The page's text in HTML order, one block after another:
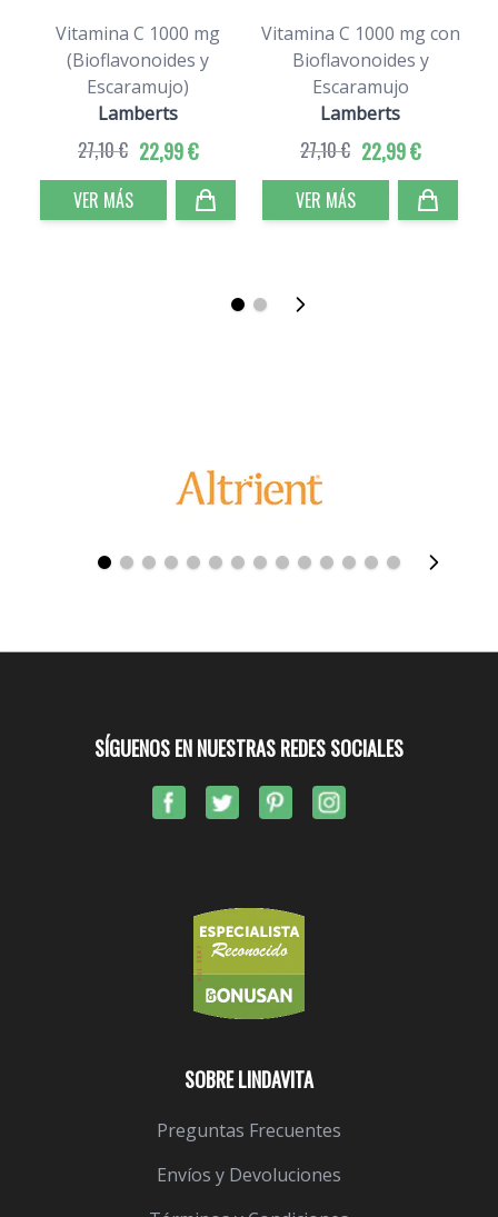
Vitamina C 1000 mg
(Bioflavonoides y
Escaramujo)
Lamberts
22,99 €
27,10 €
VER MÁS
Vitamina C 1000 mg con
Bioflavonoides y
Escaramujo
Lamberts
22,99 €
27,10 €
VER MÁS
SOBRE LINDAVITA
Preguntas Frecuentes
Envíos y Devoluciones
SÍGUENOS EN NUESTRAS REDES SOCIALES